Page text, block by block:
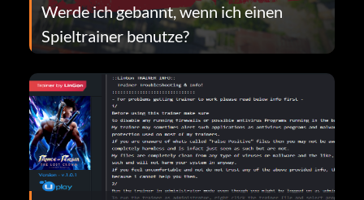
Werde ich gebannt, wenn ich einen
Spieltrainer benutze?